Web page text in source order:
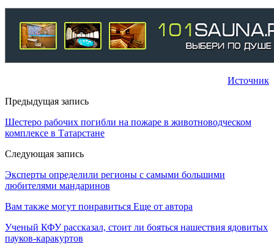
Источник
Предыдущая запись
Шестеро рабочих погибли на пожаре в животноводческом
комплексе в Татарстане
Следующая запись
Эксперты определили регионы с самыми большими
любителями мандаринов
Вам также могут понравиться Еще от автора
Ученый КФУ рассказал, стоит ли бояться нашествия ядовитых
пауков-каракуртов